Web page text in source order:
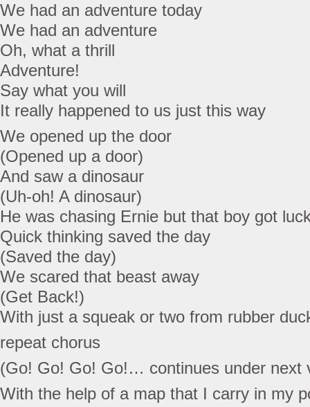
We had an adventure today
We had an adventure
Oh, what a thrill
Adventure!
Say what you will
It really happened to us just this way
We opened up the door
(Opened up a door)
And saw a dinosaur
(Uh-oh! A dinosaur)
He was chasing Ernie but that boy got
Quick thinking saved the day
(Saved the day)
We scared that beast away
(Get Back!)
With just a squeak or two from rubber
repeat chorus
(Go! Go! Go! Go!… continues under next
With the help of a map that I carry in my